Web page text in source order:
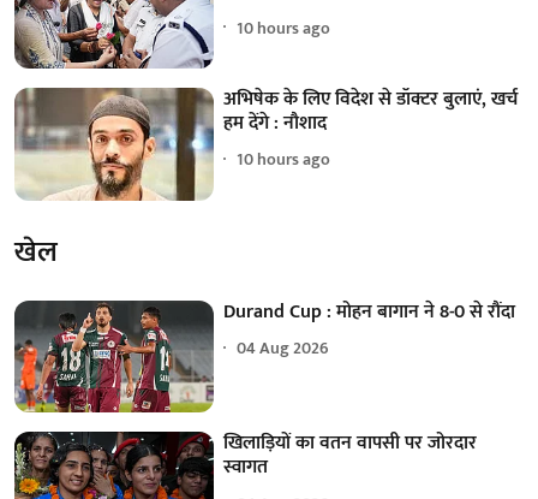
10 hours ago
अभिषेक के लिए विदेश से डॉक्टर बुलाएं, खर्च
हम देंगे : नौशाद
10 hours ago
खेल
Durand Cup : मोहन बागान ने 8-0 से रौंदा
04 Aug 2026
खिलाड़ियों का वतन वापसी पर जोरदार
स्वागत